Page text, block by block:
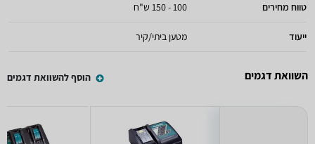
טווח מחירים 100 - 150 ש"ח
ייעוד מטען ביתי/קיר
השוואת דגמים הוסף להשוואת דגמים